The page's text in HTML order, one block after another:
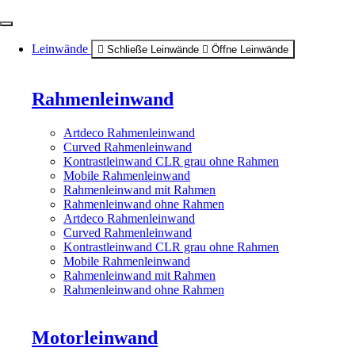
Leinwände Schließe Leinwände Öffne Leinwände
Rahmenleinwand
Artdeco Rahmenleinwand
Curved Rahmenleinwand
Kontrastleinwand CLR grau ohne Rahmen
Mobile Rahmenleinwand
Rahmenleinwand mit Rahmen
Rahmenleinwand ohne Rahmen
Artdeco Rahmenleinwand
Curved Rahmenleinwand
Kontrastleinwand CLR grau ohne Rahmen
Mobile Rahmenleinwand
Rahmenleinwand mit Rahmen
Rahmenleinwand ohne Rahmen
Motorleinwand